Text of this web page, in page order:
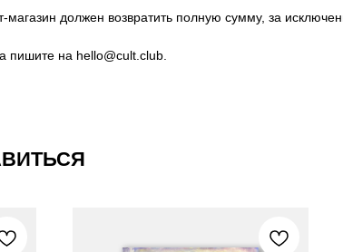
магазин должен возвратить полную сумму, за
пишите на hello@cult.club.